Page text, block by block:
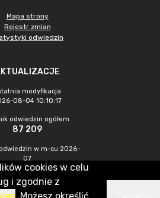
Mapa strony
Rejestr zmian
odwiedzin
modyfikacja
08-04 10:10:17
odwiedzin ogółem
87 209
w m-cu 2026-
07
307
cookies w celu
i zgodnie z